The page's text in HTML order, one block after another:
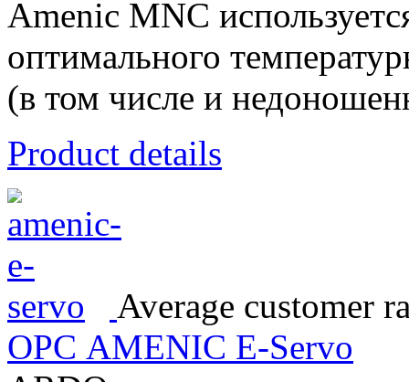
Amenic MNC
оптимального
(в том числе и
Product details
Average customer
ОРС AMENIC E-Servo